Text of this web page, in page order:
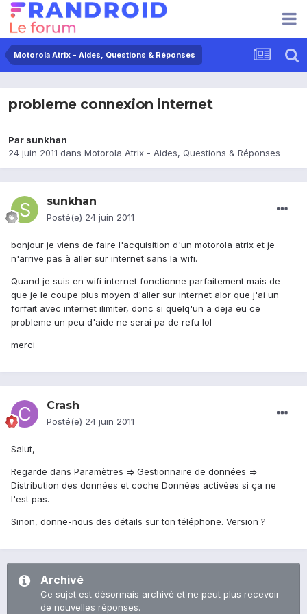
Motorola Atrix - Aides, Questions & Réponses
probleme connexion internet
Par sunkhan
24 juin 2011 dans Motorola Atrix - Aides, Questions & Réponses
sunkhan
Posté(e) 24 juin 2011
bonjour je viens de faire l'acquisition d'un motorola atrix et je
n'arrive pas à aller sur internet sans la wifi.
Quand je suis en wifi internet fonctionne parfaitement mais de
que je le coupe plus moyen d'aller sur internet alor que j'ai un
forfait avec internet ilimiter, donc si quelq'un a deja eu ce
probleme un peu d'aide ne serai pa de refu lol
merci
Crash
Posté(e) 24 juin 2011
Salut,
Regarde dans Paramètres => Gestionnaire de données =>
Distribution des données et coche Données activées si ça ne
l'est pas.
Sinon, donne-nous des détails sur ton téléphone. Version ?
Archivé
Ce sujet est désormais archivé et ne peut plus recevoir
de nouvelles réponses.